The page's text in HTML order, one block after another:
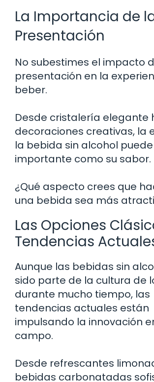
La Importancia de
Presentación
No subestimes el impacto
presentación en la
beber.
Desde cristalería elegante
decoraciones creativas, la
la bebida sin alcohol
importante como su sabor.
¿Qué aspecto crees que
una bebida sea más
Las Opciones
Tendencias
Aunque las bebidas sin
sido parte de la cultura de
durante mucho tiempo, las
tendencias actuales están
impulsando la innovación
campo.
Desde refrescantes
bebidas carbonatadas